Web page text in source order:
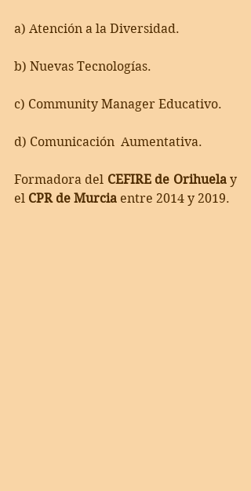
a) Atención a la Diversidad.
b) Nuevas Tecnologías.
c) Community Manager Educativo.
d) Comunicación  Aumentativa.
Formadora del CEFIRE de Orihuela y
el CPR de Murcia entre 2014 y 2019.